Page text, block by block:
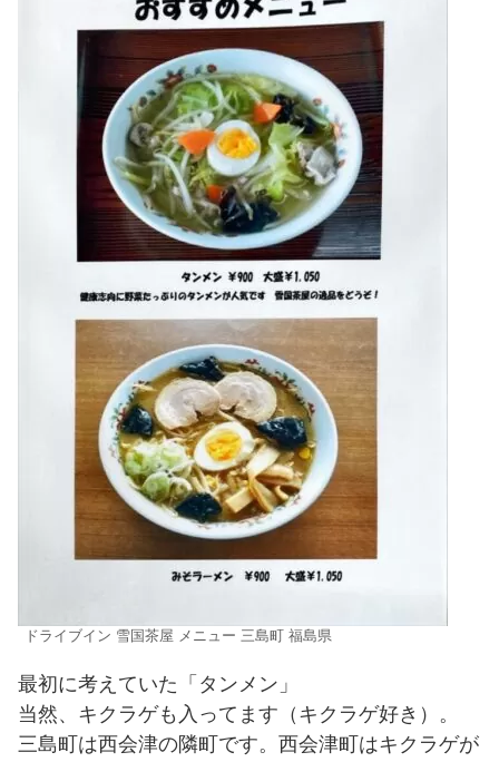
ドライブイン 雪国茶屋 メニュー 三島町 福島県
最初に考えていた「タンメン」
当然、キクラゲも入ってます（キクラゲ好き）。
三島町は西会津の隣町です。西会津町はキクラゲが